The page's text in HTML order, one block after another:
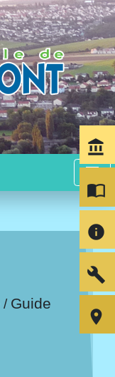
menu
/ Guide
account_balance
import_contacts
info
build
room